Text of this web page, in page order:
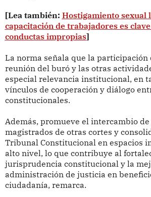
[Lea también: Hostigamiento sexual
capacitación de trabajadores es
conductas impropias]
La norma señala que la participación
reunión del buró y las otras
especial relevancia institucional, en
vínculos de cooperación y diálogo
constitucionales.
Además, promueve el intercambio
magistrados de otras cortes y
Tribunal Constitucional en espacios
alto nivel, lo que contribuye al
jurisprudencia constitucional y la
administración de justicia en
ciudadanía, remarca.